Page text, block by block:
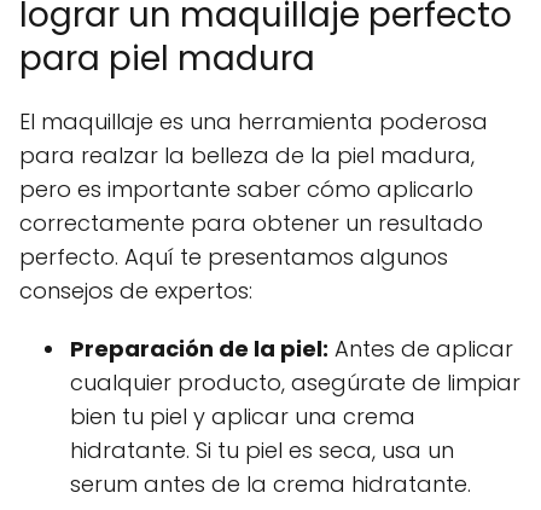
lograr un maquillaje perfecto
para piel madura
El maquillaje es una herramienta poderosa
para realzar la belleza de la piel madura,
pero es importante saber cómo aplicarlo
correctamente para obtener un resultado
perfecto. Aquí te presentamos algunos
consejos de expertos:
Preparación de la piel: Antes de aplicar
cualquier producto, asegúrate de limpiar
bien tu piel y aplicar una crema
hidratante. Si tu piel es seca, usa un
serum antes de la crema hidratante.